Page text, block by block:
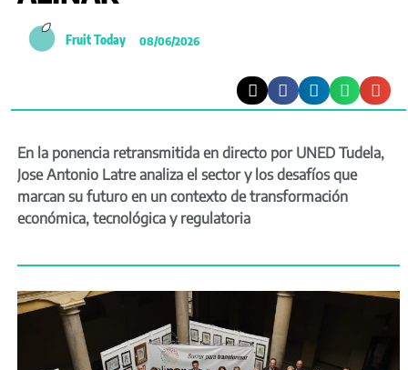
Fruit Today 08/06/2026
En la ponencia retransmitida en directo por UNED Tudela,
Jose Antonio Latre analiza el sector y los desafíos que
marcan su futuro en un contexto de transformación
económica, tecnológica y regulatoria